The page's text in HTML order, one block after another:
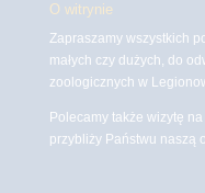
O witrynie
Zapraszamy wszystkich
małych czy dużych, do
zoologicznych w
Polecamy także wizytę
przybliży Państwu naszą